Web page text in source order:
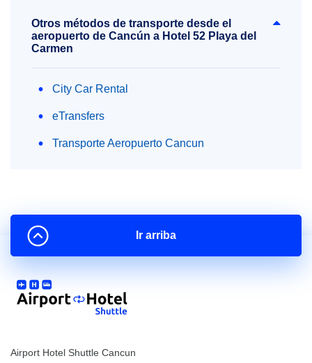
Otros métodos de transporte desde el
aeropuerto de Cancún a Hotel 52 Playa del
Carmen
City Car Rental
eTransfers
Transporte Aeropuerto Cancun
Airport Hotel Shuttle Cancun
Ir arriba